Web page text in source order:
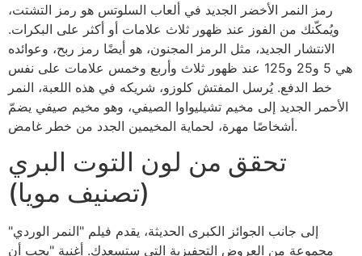
رمز النمر الأخضر الجديد في ألعاب السلوتس هو رمز التشتت،
ويُمكّنك من الفوز عند ظهور ثلاث علامات أو أكثر على البكرات.
الانتشار الجديد، مثل الرمز المجنون، هو أيضًا رمز ربح، وعوائده
هي 5 و25 و125 عند ظهور ثلاث وأربع وخمس علامات على نفس
خط الدفع. يُرسل المفتش كلوزو، شريكه في هذه اللعبة، النمر
الأحمر الجديد إلى مخيم تشيليواوا الصيفي، وهو مخيم صيفي يضمّ
أشخاصًا مهرة، لحماية المخيمين الجدد من خطر غامض.
تحقق من لون التوت البري
(تصنيف مويا)
إلى جانب الجوائز الكبرى الحديثة، يقدم فيلم "النمر الوردي"
مجموعة من العروض التحفيزية التي ستسعدك. أغنية "يجب أن